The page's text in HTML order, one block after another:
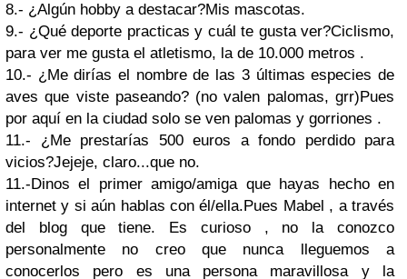
8.- ¿Algún hobby a destacar?Mis mascotas.
9.- ¿Qué deporte practicas y cuál te gusta ver?Ciclismo,
para ver me gusta el atletismo, la de 10.000 metros .
10.- ¿Me dirías el nombre de las 3 últimas especies de
aves que viste paseando? (no valen palomas, grr)Pues
por aquí en la ciudad solo se ven palomas y gorriones .
11.- ¿Me prestarías 500 euros a fondo perdido para
vicios?Jejeje, claro...que no.
11.-Dinos el primer amigo/amiga que hayas hecho en
internet y si aún hablas con él/ella.Pues Mabel , a través
del blog que tiene. Es curioso , no la conozco
personalmente no creo que nunca lleguemos a
conocerlos pero es una persona maravillosa y la